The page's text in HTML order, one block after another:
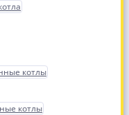
котлы
котлы